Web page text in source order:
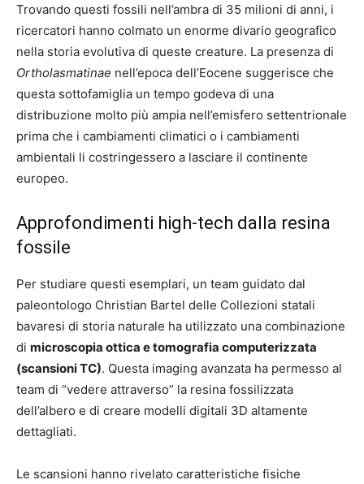
Trovando questi fossili nell’ambra di 35 milioni di anni, i
ricercatori hanno colmato un enorme divario geografico
nella storia evolutiva di queste creature. La presenza di
Ortholasmatinae nell’epoca dell’Eocene suggerisce che
questa sottofamiglia un tempo godeva di una
distribuzione molto più ampia nell’emisfero settentrionale
prima che i cambiamenti climatici o i cambiamenti
ambientali li costringessero a lasciare il continente
europeo.
Approfondimenti high-tech dalla resina
fossile
Per studiare questi esemplari, un team guidato dal
paleontologo Christian Bartel delle Collezioni statali
bavaresi di storia naturale ha utilizzato una combinazione
di microscopia ottica e tomografia computerizzata
(scansioni TC). Questa imaging avanzata ha permesso al
team di “vedere attraverso” la resina fossilizzata
dell’albero e di creare modelli digitali 3D altamente
dettagliati.
Le scansioni hanno rivelato caratteristiche fisiche